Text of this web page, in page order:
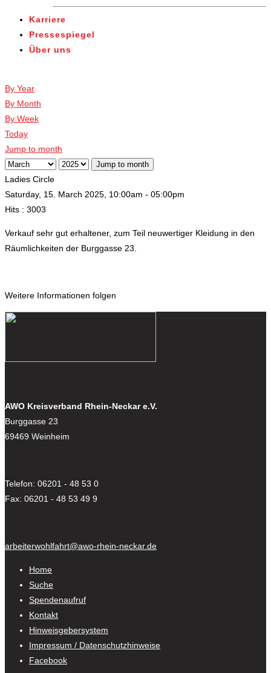
Karriere
Pressespiegel
Über uns
By Year
By Month
By Week
Today
Jump to month
Jump to month
Ladies Circle
Saturday, 15. March 2025, 10:00am - 05:00pm
Hits : 3003
Verkauf sehr gut erhaltener, zum Teil neuwertiger Kleidung in den
Räumlichkeiten der Burggasse 23.
Weitere Informationen folgen
AWO Kreisverband Rhein-Neckar e.V.
Burggasse 23
69469 Weinheim
Telefon: 06201 - 48 53 0
Fax: 06201 - 48 53 49 9
arbeiterwohlfahrt@awo-rhein-neckar.de
Home
Suche
Spendenaufruf
Kontakt
Hinweisgebersystem
Impressum / Datenschutzhinweise
Facebook